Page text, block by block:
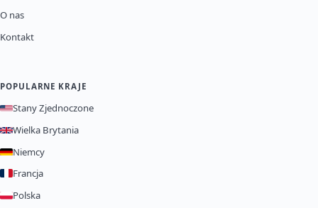
O nas
Kontakt
POPULARNE KRAJE
Stany Zjednoczone
Wielka Brytania
Niemcy
Francja
Polska